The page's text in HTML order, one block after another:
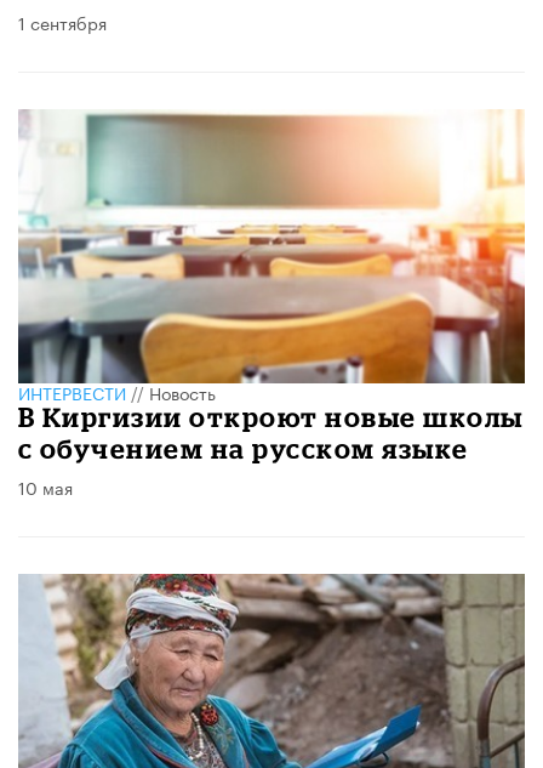
1 сентября
ИНТЕРВЕСТИ//Новость
В Киргизии откроют новые школы
с обучением на русском языке
10 мая